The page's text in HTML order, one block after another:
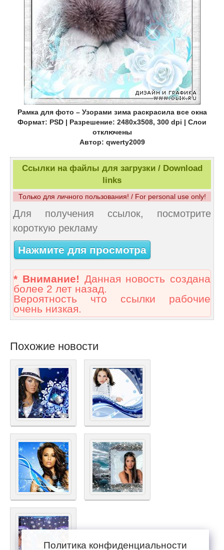
Рамка для фото – Узорами зима раскрасила все окна
Формат: PSD | Разрешение: 2480x3508, 300 dpi | Слои
отключены
Автор: qwerty2009
Ссылки на файлы для загрузки / Download
links
Только для личного пользования! / For personal use only!
Для получения ссылок, посмотрите
короткую рекламу
Нажмите для просмотра
* Внимание! Данная новость создана
более 2 лет назад.
Вероятность что ссылки рабочие
очень низкая.
Похожие новости
Политика конфиденциальности